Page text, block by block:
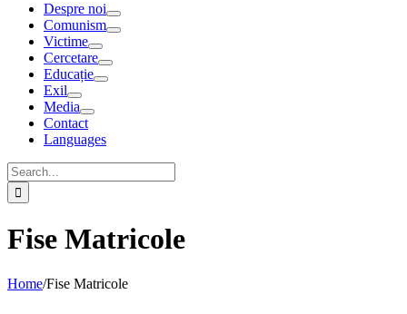
Despre noi
Comunism
Victime
Cercetare
Educație
Exil
Media
Contact
Languages
Search
for:
Fise Matricole
Home/Fise Matricole